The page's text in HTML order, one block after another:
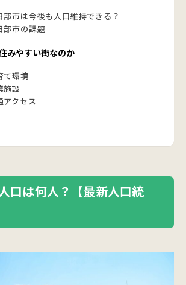
部市は今後も人口維持できる？
部市の課題
みやすい街なのか
て環境
施設
アクセス
口は何人？【最新人口統